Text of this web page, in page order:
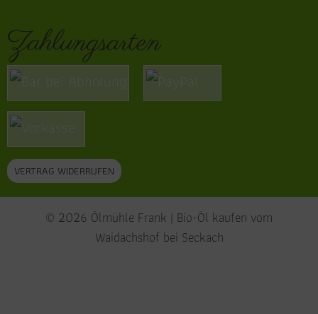
Zahlungsarten
VERTRAG WIDERRUFEN
© 2026 Ölmühle Frank | Bio-Öl kaufen vom
Waidachshof bei Seckach